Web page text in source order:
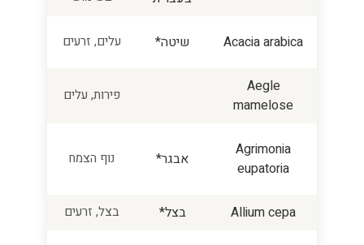
Acacia arabica שיטה* עלים, זרעים
Aegle
mamelose
פירות, עלים
Agrimonia
eupatoria
אבגר* נוף הצמח
Allium cepa בצל* בצל, זרעים